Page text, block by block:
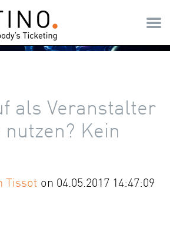
als Veranstalter
Kein
Tissot on 04.05.2017 14:47:09